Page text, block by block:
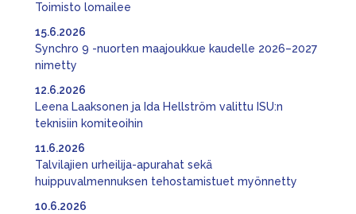
Toimisto lomailee
Synchro 9 -nuorten maajoukkue kaudelle 2026–2027
nimetty
15.6.2026
Leena Laaksonen ja Ida Hellström valittu ISU:n
teknisiin komiteoihin
12.6.2026
Talvilajien urheilija-apurahat sekä
huippuvalmennuksen tehostamistuet myönnetty
11.6.2026
10.6.2026